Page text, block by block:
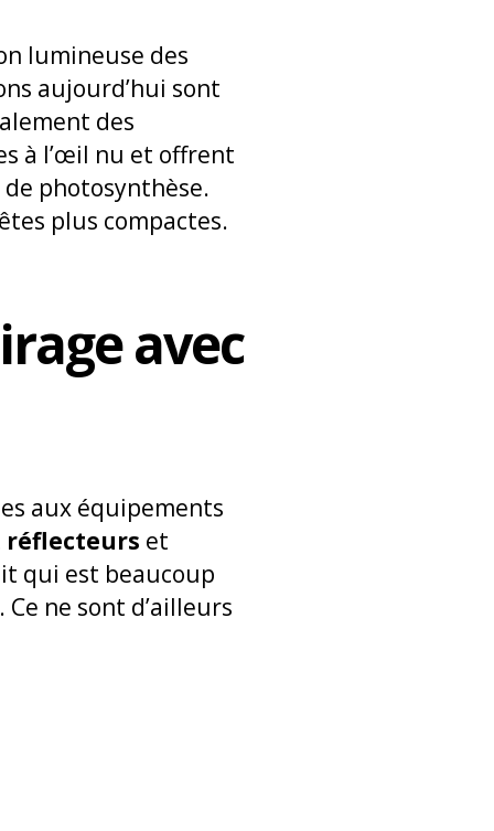
lumineuse des
aujourd’hui sont
des
à l’œil nu et offrent
photosynthèse.
plus compactes.
avec
aux équipements
réflecteurs et
qui est beaucoup
ne sont d’ailleurs